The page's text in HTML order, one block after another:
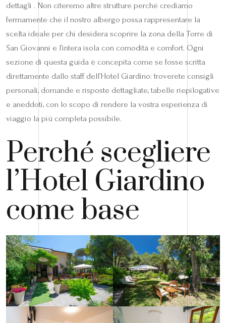
dettagli . Non citeremo altre strutture perché crediamo
fermamente che il nostro albergo possa rappresentare la
scelta ideale per chi desidera scoprire la zona della Torre di
San Giovanni e l’intera isola con comodità e comfort. Ogni
sezione di questa guida è concepita come se fosse scritta
direttamente dallo staff dell’Hotel Giardino: troverete consigli
personali, domande e risposte dettagliate, tabelle riepilogative
e aneddoti, con lo scopo di rendere la vostra esperienza di
viaggio la più completa possibile.
Perché scegliere
l’Hotel Giardino
come base